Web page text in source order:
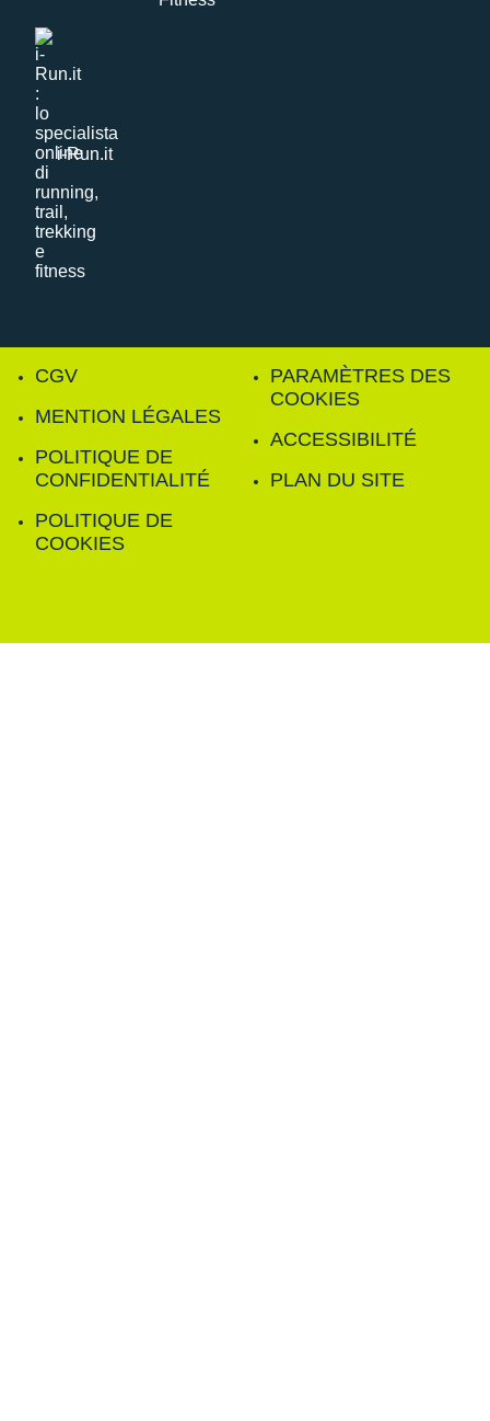
i-Run.it
CGV
MENTION LÉGALES
POLITIQUE DE
CONFIDENTIALITÉ
POLITIQUE DE
COOKIES
PARAMÈTRES DES
COOKIES
ACCESSIBILITÉ
PLAN DU SITE